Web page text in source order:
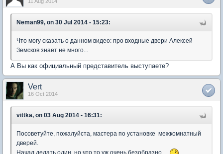
Neman99, on 30 Jul 2014 - 15:23:
Что могу сказать о данном видео: про входные двери Алексей
Земсков знает не много...
А Вы как официальный представитель выступаете?
Vert
16 Oct 2014
vittka, on 03 Aug 2014 - 16:31:
Посоветуйте, пожалуйста, мастера по установке межкомнатный
дверей.